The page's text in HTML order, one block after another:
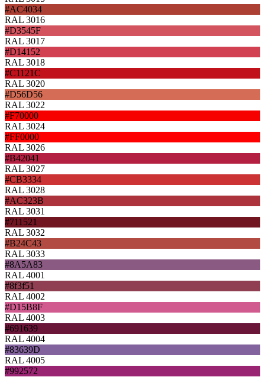
#AC4034
RAL 3016
#D3545F
RAL 3017
#D14152
RAL 3018
#C1121C
RAL 3020
#D56D56
RAL 3022
#F70000
RAL 3024
#FF0000
RAL 3026
#B42041
RAL 3027
#CB3334
RAL 3028
#AC323B
RAL 3031
#711521
RAL 3032
#B24C43
RAL 3033
#8A5A83
RAL 4001
#8f3f51
RAL 4002
#D15B8F
RAL 4003
#691639
RAL 4004
#83639D
RAL 4005
#992572